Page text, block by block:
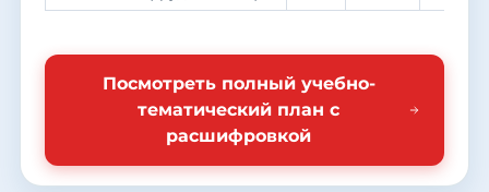
Посмотреть полный учебно-
тематический план с
расшифровкой